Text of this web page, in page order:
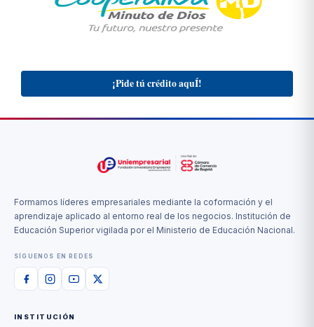
¡Pide tú crédito aquÍ!
Formamos líderes empresariales mediante la coformación y el
aprendizaje aplicado al entorno real de los negocios. Institución de
Educación Superior vigilada por el Ministerio de Educación Nacional.
SÍGUENOS EN REDES
INSTITUCIÓN